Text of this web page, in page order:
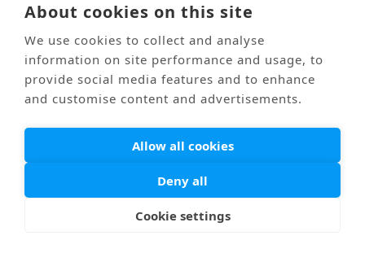
About cookies on this site
We use cookies to collect and analyse
information on site performance and usage, to
provide social media features and to enhance
and customise content and advertisements.
Allow all cookies
Deny all
Cookie settings